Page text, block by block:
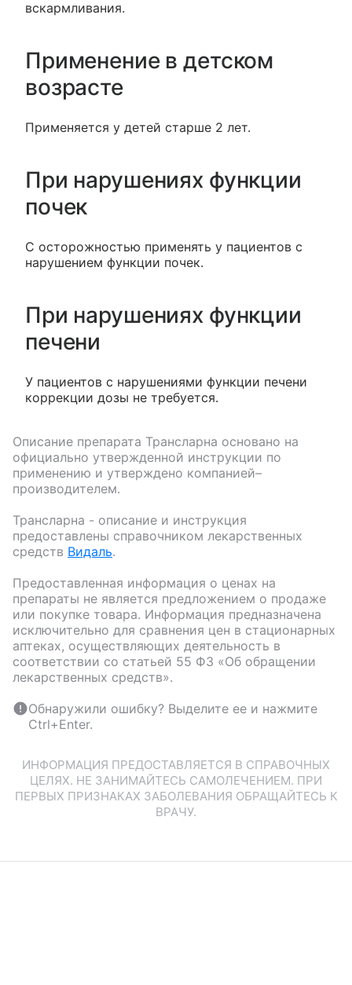
вскармливания.
Применение в детском
возрасте
Применяется у детей старше 2 лет.
При нарушениях функции
почек
С осторожностью применять у пациентов с
нарушением функции почек.
При нарушениях функции
печени
У пациентов с нарушениями функции печени
коррекции дозы не требуется.
Описание препарата Трансларна основано на
официально утвержденной инструкции по
применению и утверждено компанией–
производителем.
Трансларна - описание и инструкция
предоставлены справочником лекарственных
средств Видаль.
Предоставленная информация о ценах на
препараты не является предложением о продаже
или покупке товара. Информация предназначена
исключительно для сравнения цен в стационарных
аптеках, осуществляющих деятельность в
соответствии со статьей 55 ФЗ «Об обращении
лекарственных средств».
Обнаружили ошибку? Выделите ее и нажмите
Ctrl+Enter.
ИНФОРМАЦИЯ ПРЕДОСТАВЛЯЕТСЯ В СПРАВОЧНЫХ
ЦЕЛЯХ. НЕ ЗАНИМАЙТЕСЬ САМОЛЕЧЕНИЕМ. ПРИ
ПЕРВЫХ ПРИЗНАКАХ ЗАБОЛЕВАНИЯ ОБРАЩАЙТЕСЬ К
ВРАЧУ.